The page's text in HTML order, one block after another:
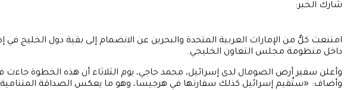
شارك الخبر:
امتنعت كلٌّ من الإمارات العربية المتحدة والبحرين عن الانضمام إلى بقية دول
داخل منظومة مجلس التعاون الخليجي.
وأضاف: «ستُقيم إسرائيل كذلك سفارتها في هرجيسا، وهو ما يعكس الصداقة المتنامية